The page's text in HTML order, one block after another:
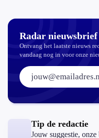
Radar nieuwsbrief
Ontvang het laatste nieuws
vandaag nog in voor onze
E-mailadres:
Tip de redactie
Jouw suggestie,